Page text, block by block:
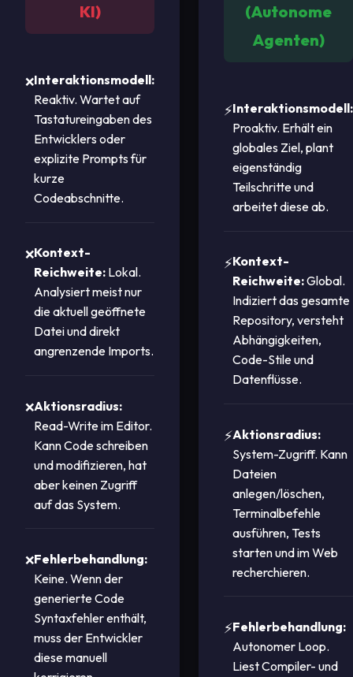
KI)
Interaktionsmodell:
Reaktiv. Wartet auf
Tastatureingaben des
Entwicklers oder
explizite Prompts für
kurze
Codeabschnitte.
Kontext-
Reichweite: Lokal.
Analysiert meist nur
die aktuell geöffnete
Datei und direkt
angrenzende Imports.
Aktionsradius:
Read-Write im Editor.
Kann Code schreiben
und modifizieren, hat
aber keinen Zugriff
auf das System.
Fehlerbehandlung:
Keine. Wenn der
generierte Code
Syntaxfehler enthält,
muss der Entwickler
diese manuell
(Autonome
Agenten)
Interaktionsmodell:
Proaktiv. Erhält ein
globales Ziel, plant
eigenständig
Teilschritte und
arbeitet diese ab.
Kontext-
Reichweite:Global.
Indiziert das gesamte
Repository, versteht
Abhängigkeiten,
Code-Stile und
Datenflüsse.
Aktionsradius:
System-Zugriff. Kann
Dateien
anlegen/löschen,
Terminalbefehle
ausführen, Tests
starten und im Web
recherchieren.
Fehlerbehandlung:
Autonomer Loop.
Liest Compiler- und